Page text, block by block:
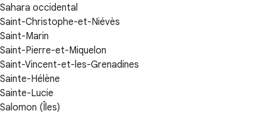
Sahara occidental
Saint-Christophe-et-Niévès
Saint-Marin
Saint-Pierre-et-Miquelon
Saint-Vincent-et-les-Grenadines
Sainte-Hélène
Sainte-Lucie
Salomon (Îles)